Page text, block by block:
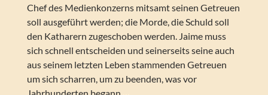
Chef des Medienkonzerns mitsamt seinen Getreuen
soll ausgeführt werden; die Morde, die Schuld soll
den Katharern zugeschoben werden. Jaime muss
sich schnell entscheiden und seinerseits seine auch
aus seinem letzten Leben stammenden Getreuen
um sich scharren, um zu beenden, was vor